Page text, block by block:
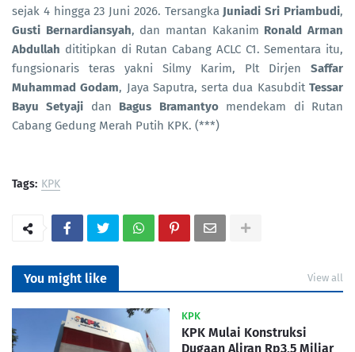
sejak 4 hingga 23 Juni 2026. Tersangka Juniadi Sri Priambudi,
Gusti Bernardiansyah, dan mantan Kakanim Ronald Arman
Abdullah dititipkan di Rutan Cabang ACLC C1. Sementara itu,
fungsionaris teras yakni Silmy Karim, Plt Dirjen Saffar
Muhammad Godam, Jaya Saputra, serta dua KasubditTessar
Bayu Setyaji dan Bagus Bramantyomendekam di Rutan
Cabang Gedung Merah Putih KPK. (***)
Tags: KPK
You might like View all
KPK
KPK Mulai Konstruksi
Dugaan Aliran Rp3,5 Miliar